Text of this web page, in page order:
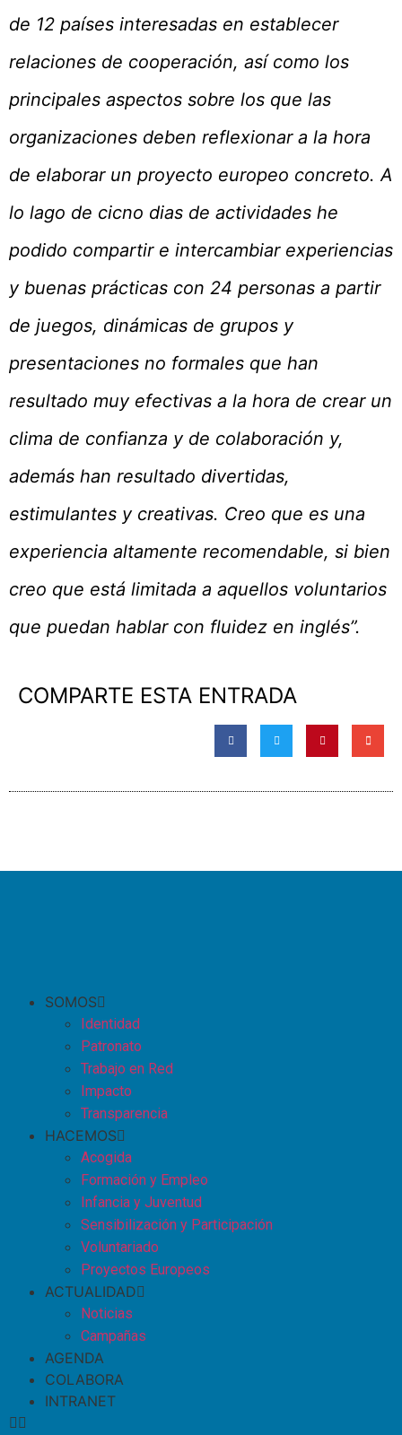
de 12 países interesadas en establecer
relaciones de cooperación, así como los
principales aspectos sobre los que las
organizaciones deben reflexionar a la hora
de elaborar un proyecto europeo concreto. A
lo lago de cicno dias de actividades he
podido compartir e intercambiar experiencias
y buenas prácticas con 24 personas a partir
de juegos, dinámicas de grupos y
presentaciones no formales que han
resultado muy efectivas a la hora de crear un
clima de confianza y de colaboración y,
además han resultado divertidas,
estimulantes y creativas. Creo que es una
experiencia altamente recomendable, si bien
creo que está limitada a aquellos voluntarios
que puedan hablar con fluidez en inglés”.
COMPARTE ESTA ENTRADA
SOMOS
Identidad
Patronato
Trabajo en Red
Impacto
Transparencia
HACEMOS
Acogida
Formación y Empleo
Infancia y Juventud
Sensibilización y Participación
Voluntariado
Proyectos Europeos
ACTUALIDAD
Noticias
Campañas
AGENDA
COLABORA
INTRANET